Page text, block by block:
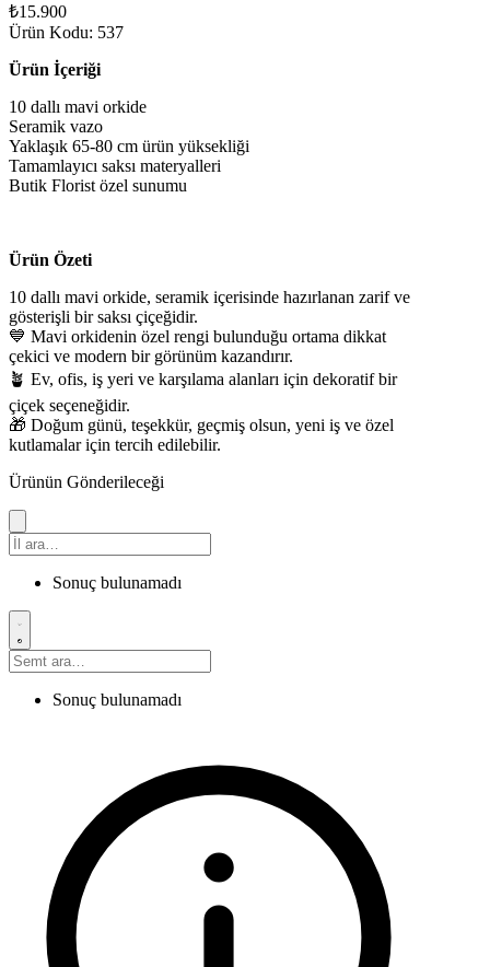
₺15.900
Ürün Kodu: 537
Ürün İçeriği
10 dallı mavi orkide
Seramik vazo
Yaklaşık 65-80 cm ürün yüksekliği
Tamamlayıcı saksı materyalleri
Butik Florist özel sunumu
Ürün Özeti
10 dallı mavi orkide, seramik içerisinde hazırlanan zarif ve
gösterişli bir saksı çiçeğidir.
💙 Mavi orkidenin özel rengi bulunduğu ortama dikkat
çekici ve modern bir görünüm kazandırır.
🪴 Ev, ofis, iş yeri ve karşılama alanları için dekoratif bir
çiçek seçeneğidir.
🎁 Doğum günü, teşekkür, geçmiş olsun, yeni iş ve özel
kutlamalar için tercih edilebilir.
Ürünün Gönderileceği
Sonuç bulunamadı
Sonuç bulunamadı